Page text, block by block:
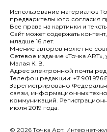
Использование материалов
предварительного согласия
Все права на картинки и
Сайт может содержать
младше 16 лет.
Мнение авторов может не
Сетевое издание «Точка
Малая К. В.
Адрес электронной почты
Телефон редакции: +7 901 976
Зарегистрировано
связи, информационных
коммуникаций.
июля 2019 года.
© 2026 Точка Арт. Интернет-